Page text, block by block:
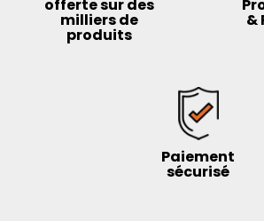
offerte sur des
milliers de
produits
&
Paiement
sécurisé